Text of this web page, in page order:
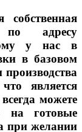
по адресу
у нас в
в базовом
является
можете
на готовые
при желании